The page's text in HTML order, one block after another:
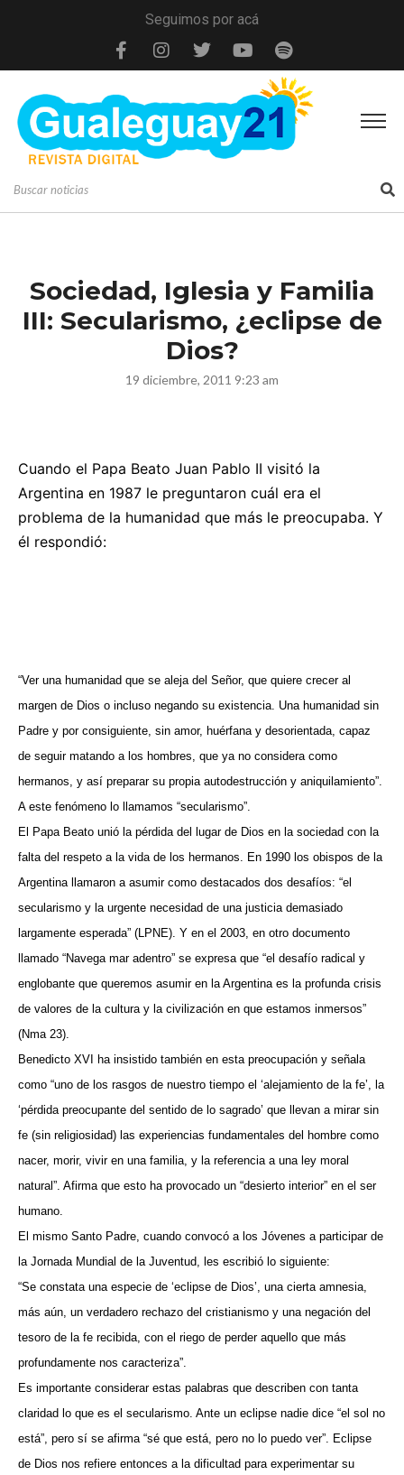
Seguimos por acá
Sociedad, Iglesia y Familia
III: Secularismo, ¿eclipse de
Dios?
19 diciembre, 2011 9:23 am
Cuando el Papa Beato Juan Pablo II visitó la
Argentina en 1987 le preguntaron cuál era el
problema de la humanidad que más le preocupaba. Y
él respondió:
“Ver una humanidad que se aleja del Señor, que quiere crecer al
margen de Dios o incluso negando su existencia. Una humanidad sin
Padre y por consiguiente, sin amor, huérfana y desorientada, capaz
de seguir matando a los hombres, que ya no considera como
hermanos, y así preparar su propia autodestrucción y aniquilamiento”.
A este fenómeno lo llamamos “secularismo”.
El Papa Beato unió la pérdida del lugar de Dios en la sociedad con la
falta del respeto a la vida de los hermanos. En 1990 los obispos de la
Argentina llamaron a asumir como destacados dos desafíos: “el
secularismo y la urgente necesidad de una justicia demasiado
largamente esperada” (LPNE). Y en el 2003, en otro documento
llamado “Navega mar adentro” se expresa que “el desafío radical y
englobante que queremos asumir en la Argentina es la profunda crisis
de valores de la cultura y la civilización en que estamos inmersos”
(Nma 23).
Benedicto XVI ha insistido también en esta preocupación y señala
como “uno de los rasgos de nuestro tiempo el ‘alejamiento de la fe’, la
‘pérdida preocupante del sentido de lo sagrado’ que llevan a mirar sin
fe (sin religiosidad) las experiencias fundamentales del hombre como
nacer, morir, vivir en una familia, y la referencia a una ley moral
natural”. Afirma que esto ha provocado un “desierto interior” en el ser
humano.
El mismo Santo Padre, cuando convocó a los Jóvenes a participar de
la Jornada Mundial de la Juventud, les escribió lo siguiente:
“Se constata una especie de ‘eclipse de Dios’, una cierta amnesia,
más aún, un verdadero rechazo del cristianismo y una negación del
tesoro de la fe recibida, con el riego de perder aquello que más
profundamente nos caracteriza”.
Es importante considerar estas palabras que describen con tanta
claridad lo que es el secularismo. Ante un eclipse nadie dice “el sol no
está”, pero sí se afirma “sé que está, pero no lo puedo ver”. Eclipse
de Dios nos refiere entonces a la dificultad para experimentar su